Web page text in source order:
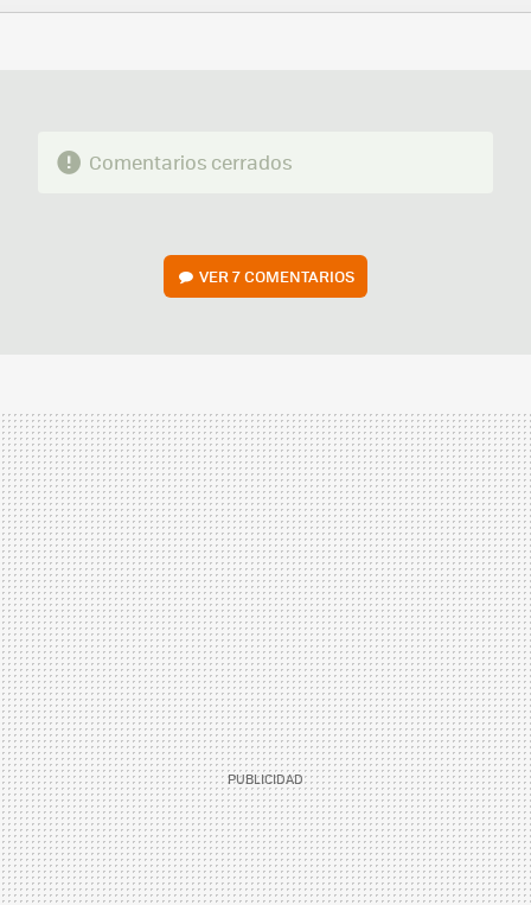
FACEBOOK
TWITTERFLIPBOARD
E-
WHATSAPP
Comentarios cerrados
VER7 COMENTARIOS